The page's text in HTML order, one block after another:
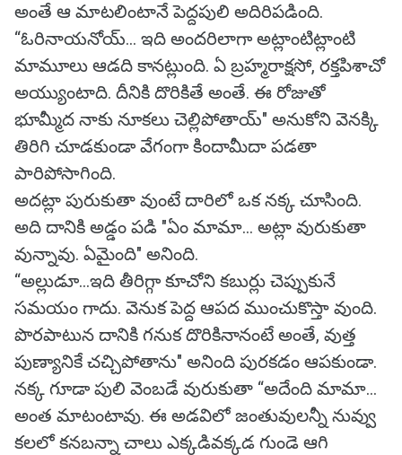
అంతే ఆ మాటలింటానే పెద్దపులి అదిరిపడింది.
“ఓరినాయనోయ్... ఇది అందరిలాగా అట్లాంటిట్లాంటి
మామూలు ఆడది కానట్లుంది. ఏ బ్రహ్మరాక్షసో, రక్తపిశాచో
అయ్యుంటాది. దీనికి దొరికితే అంతే. ఈ రోజుతో
భూమ్మీద నాకు నూకలు చెల్లిపోతాయ్" అనుకోని వెనక్కి
తిరిగి చూడకుండా వేగంగా కిందామీదా పడతా
పారిపోసాగింది.
అదట్లా పురుకుతా వుంటే దారిలో ఒక నక్క చూసింది.
అది దానికి అడ్డం పడి "ఏం మామా... అట్లా వురుకుతా
వున్నావు. ఏమైంది" అనింది.
“అల్లుడూ...ఇది తీరిగ్గా కూచోని కబుర్లు చెప్పుకునే
సమయం గాదు. వెనుక పెద్ద ఆపద ముంచుకొస్తా వుంది.
పొరపాటున దానికి గనుక దొరికినానంటే అంతే, వుత్త
పుణ్యానికే చచ్చిపోతాను" అనింది పురకడం ఆపకుండా.
నక్క గూడా పులి వెంబడే వురుకుతా “అదేంది మామా...
అంత మాటంటావు. ఈ అడవిలో జంతువులన్నీ నువ్వు
కలలో కనబన్నా చాలు ఎక్కడివక్కడ గుండె ఆగి